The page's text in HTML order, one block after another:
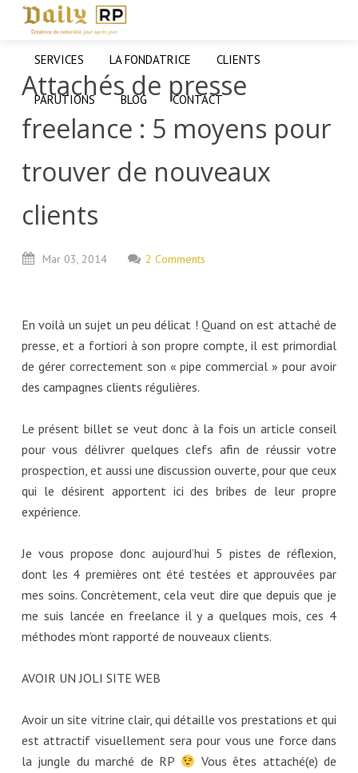
SERVICES LA FONDATRICE CLIENTS
PARUTIONS BLOG CONTACT
Attachés de presse
freelance : 5 moyens pour
trouver de nouveaux
clients
Mar 03, 2014 2 Comments
En voilà un sujet un peu délicat ! Quand on est attaché de
presse, et a fortiori à son propre compte, il est primordial
de gérer correctement son « pipe commercial » pour avoir
des campagnes clients régulières.
Le présent billet se veut donc à la fois un article conseil
pour vous délivrer quelques clefs afin de réussir votre
prospection, et aussi une discussion ouverte, pour que ceux
qui le désirent apportent ici des bribes de leur propre
expérience.
Je vous propose donc aujourd’hui 5 pistes de réflexion,
dont les 4 premières ont été testées et approuvées par
mes soins. Concrètement, cela veut dire que depuis que je
me suis lancée en freelance il y a quelques mois, ces 4
méthodes m’ont rapporté de nouveaux clients.
AVOIR UN JOLI SITE WEB
Avoir un site vitrine clair, qui détaille vos prestations et qui
est attractif visuellement sera pour vous une force dans
la jungle du marché de RP
Vous êtes attaché(e) de